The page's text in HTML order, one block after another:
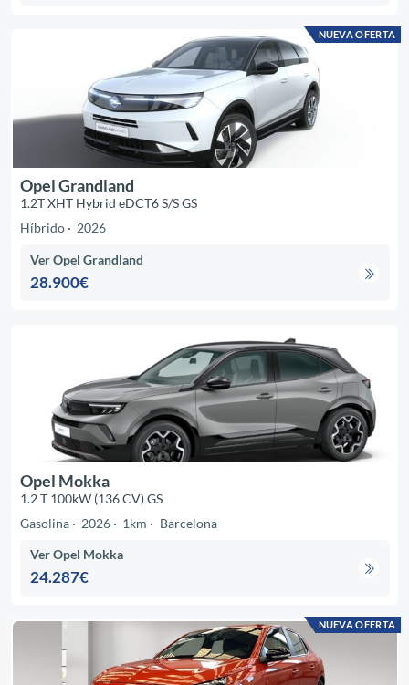
NUEVA OFERTA
Opel Grandland
1.2T XHT Hybrid eDCT6 S/S GS
Híbrido
2026
Ver Opel Grandland
28.900€
Opel Mokka
1.2 T 100kW (136 CV) GS
Gasolina
2026 1km Barcelona
Ver Opel Mokka
24.287€
NUEVA OFERTA